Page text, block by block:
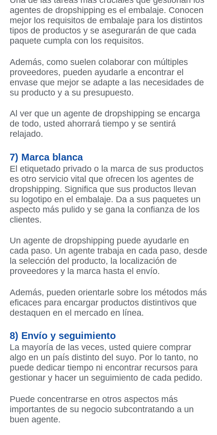
agentes de dropshipping es el embalaje. Conocen
mejor los requisitos de embalaje para los distintos
tipos de productos y se asegurarán de que cada
paquete cumpla con los requisitos.
Además, como suelen colaborar con múltiples
proveedores, pueden ayudarle a encontrar el
envase que mejor se adapte a las necesidades de
su producto y a su presupuesto.
Al ver que un agente de dropshipping se encarga
de todo, usted ahorrará tiempo y se sentirá
relajado.
7) Marca blanca
El etiquetado privado o la marca de sus productos
es otro servicio vital que ofrecen los agentes de
dropshipping. Significa que sus productos llevan
su logotipo en el embalaje. Da a sus paquetes un
aspecto más pulido y se gana la confianza de los
clientes.
Un agente de dropshipping puede ayudarle en
cada paso. Un agente trabaja en cada paso, desde
la selección del producto, la localización de
proveedores y la marca hasta el envío.
Además, pueden orientarle sobre los métodos más
eficaces para encargar productos distintivos que
destaquen en el mercado en línea.
8) Envío y seguimiento
La mayoría de las veces, usted quiere comprar
algo en un país distinto del suyo. Por lo tanto, no
puede dedicar tiempo ni encontrar recursos para
gestionar y hacer un seguimiento de cada pedido.
Puede concentrarse en otros aspectos más
importantes de su negocio subcontratando a un
buen agente.